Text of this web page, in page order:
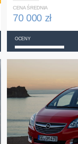
CENA ŚREDNIA
70 000 zł
OCENY